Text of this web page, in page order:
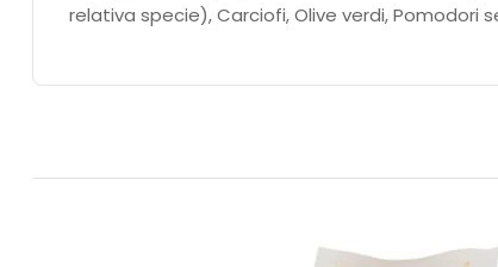
relativa specie), Carciofi, Olive verdi, Pomodori